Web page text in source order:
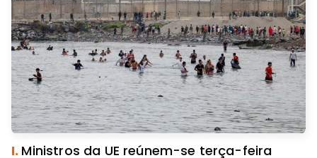
I. Ministros da UE reúnem-se terça-feira